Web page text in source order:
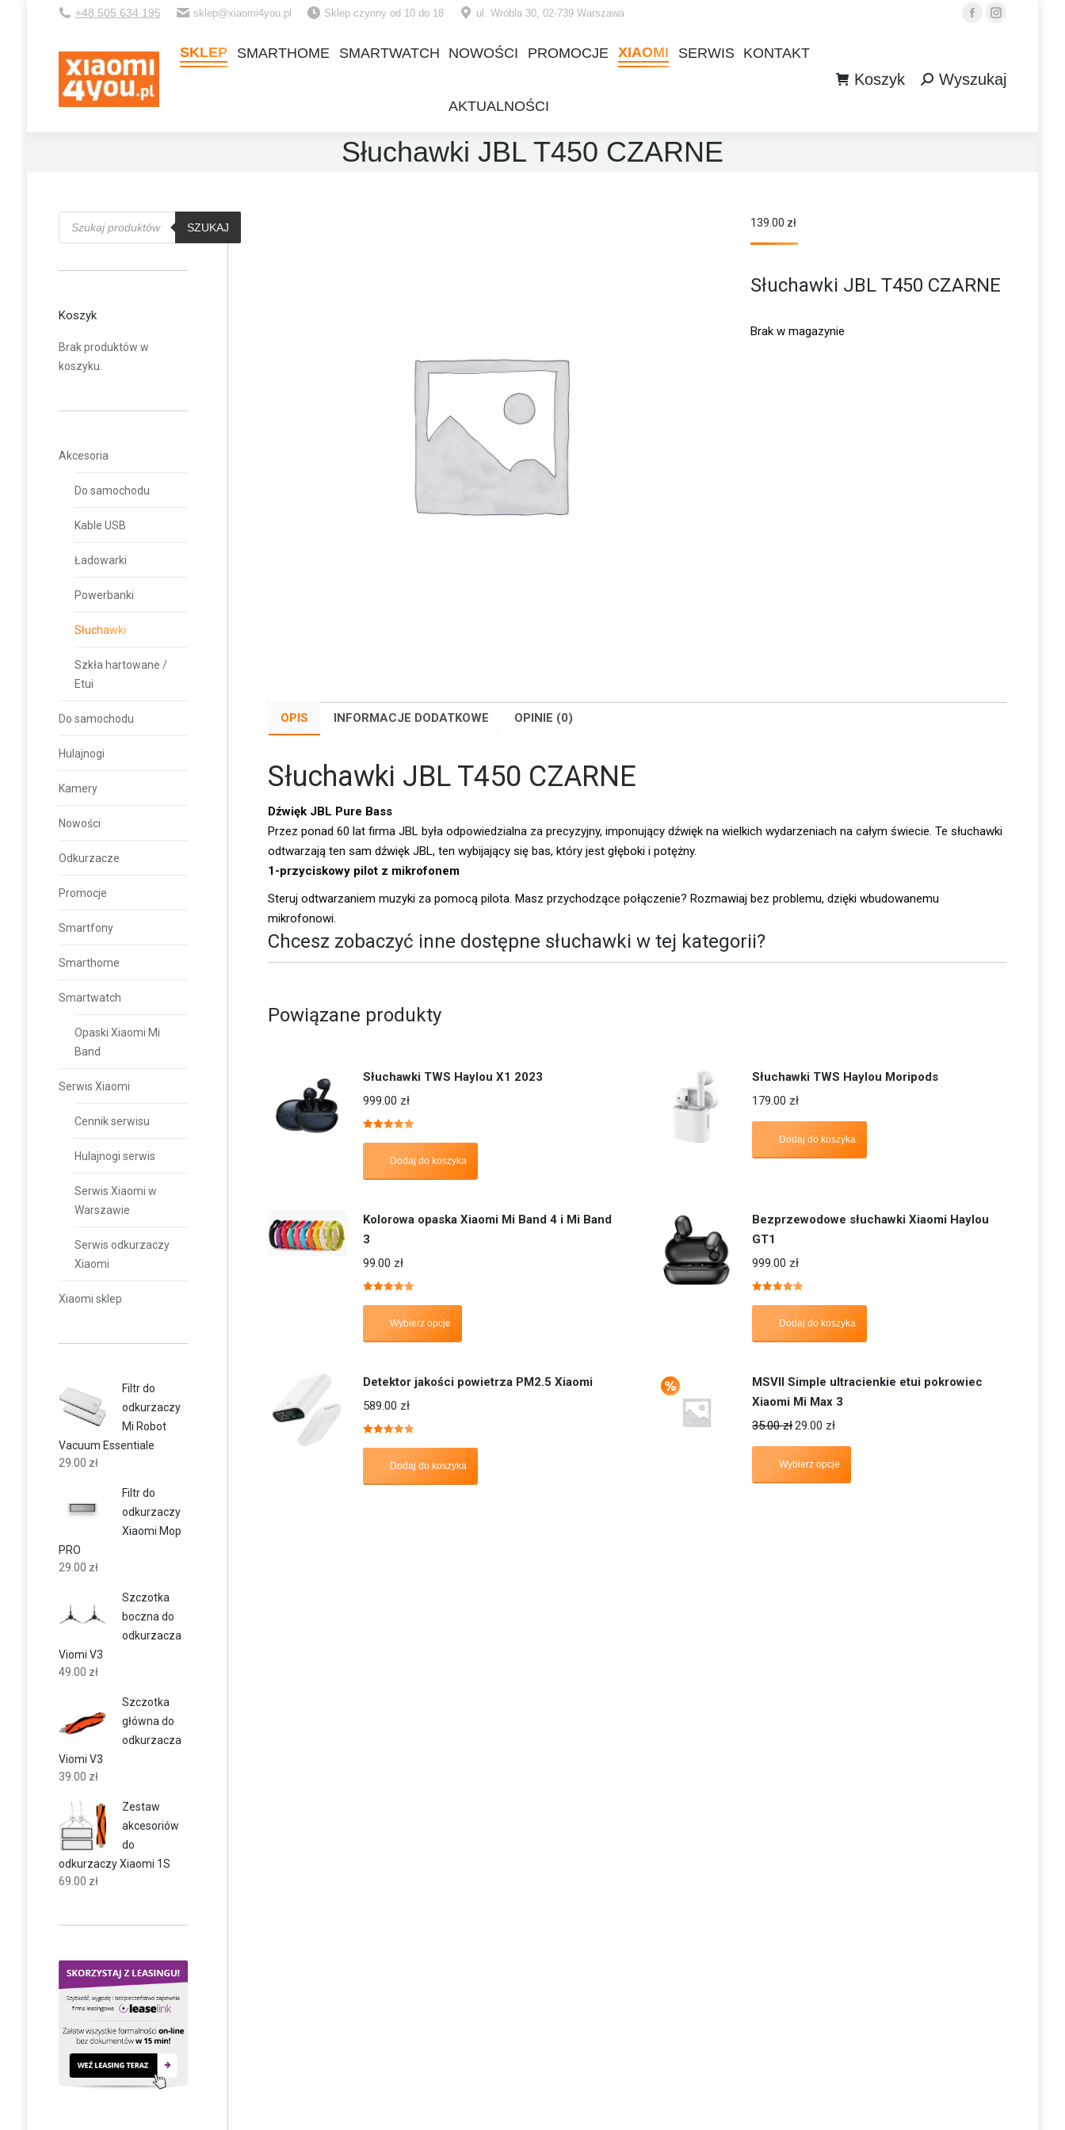
+48 505 634 195 sklep@xiaomi4you.pl Sklep czynny od 10 do 18 ul. Wróbla 30, 02-739 Warszawa
FacebookInstagram
SKLEP SMARTHOME SMARTWATCH NOWOŚCI PROMOCJE XIAOMI SERWIS KONTAKT
AKTUALNOŚCI
Koszyk Szukaj:Wyszukaj
Słuchawki JBL T450 CZARNE
139.00 zł
Słuchawki JBL T450 CZARNE
Brak w magazynie
OPIS INFORMACJE DODATKOWE OPINIE (0)
Słuchawki JBL T450 CZARNE
Dźwięk JBL Pure Bass
Przez ponad 60 lat firma JBL była odpowiedzialna za precyzyjny, imponujący dźwięk na wielkich wydarzeniach na całym świecie. Te słuchawki
odtwarzają ten sam dźwięk JBL, ten wybijający się bas, który jest głęboki i potężny.
1-przyciskowy pilot z mikrofonem
Steruj odtwarzaniem muzyki za pomocą pilota. Masz przychodzące połączenie? Rozmawiaj bez problemu, dzięki wbudowanemu
mikrofonowi.
Chcesz zobaczyć inne dostępne słuchawki w tej kategorii?
Powiązane produkty
Słuchawki TWS Haylou X1 2023
999.00 zł
Dodaj do koszyka
Słuchawki TWS Haylou Moripods
179.00 zł
Dodaj do koszyka
Kolorowa opaska Xiaomi Mi Band 4 i Mi Band
3
99.00 zł
Wybierz opcje
Bezprzewodowe słuchawki Xiaomi Haylou
GT1
999.00 zł
Dodaj do koszyka
Detektor jakości powietrza PM2.5 Xiaomi
589.00 zł
Dodaj do koszyka
MSVII Simple ultracienkie etui pokrowiec
Xiaomi Mi Max 3
35.00zł29.00 zł
Wybierz opcje
Wyszukiwarka
produktów
SZUKAJ
Koszyk
Brak produktów w
koszyku.
Akcesoria
Do samochodu
Kable USB
Ładowarki
Powerbanki
Słuchawki
Szkła hartowane /
Etui
Do samochodu
Hulajnogi
Kamery
Nowości
Odkurzacze
Promocje
Smartfony
Smarthome
Smartwatch
Opaski Xiaomi Mi
Band
Serwis Xiaomi
Cennik serwisu
Hulajnogi serwis
Serwis Xiaomi w
Warszawie
Serwis odkurzaczy
Xiaomi
Xiaomi sklep
Filtr do
odkurzaczy
Mi Robot
Vacuum Essentiale
29.00 zł
Filtr do
odkurzaczy
Xiaomi Mop
PRO
29.00 zł
Szczotka
boczna do
odkurzacza
Viomi V3
49.00 zł
Szczotka
główna do
odkurzacza
Viomi V3
39.00 zł
Zestaw
akcesoriów
do
odkurzaczy Xiaomi 1S
69.00 zł